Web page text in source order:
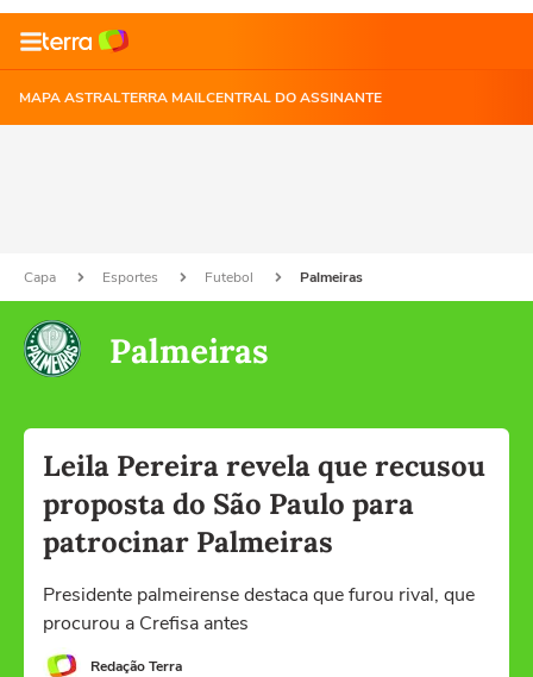
MAPA ASTRALTERRA MAILCENTRAL DO ASSINANTE
Capa Esportes Futebol Palmeiras
Palmeiras
Leila Pereira revela que recusou
proposta do São Paulo para
patrocinar Palmeiras
Presidente palmeirense destaca que furou rival, que
procurou a Crefisa antes
Redação Terra